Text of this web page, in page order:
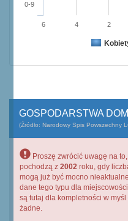
0-9
6 4 2
GOSPODARSTWA
(Źródło: Narodowy Spis Powszechny
Proszę zwrócić uwagę na
pochodzą z 2002 roku, gdy
mogą już być mocno
dane tego typu dla
są tutaj dla kompletności w
żadne.